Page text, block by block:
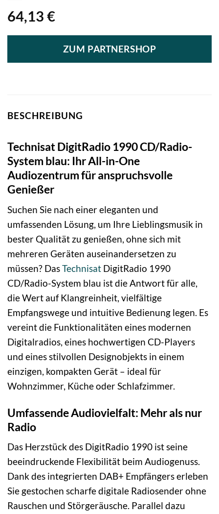
64,13 €
ZUM PARTNERSHOP
BESCHREIBUNG
Technisat DigitRadio 1990 CD/Radio-
System blau: Ihr All-in-One
Audiozentrum für anspruchsvolle
Genießer
Suchen Sie nach einer eleganten und
umfassenden Lösung, um Ihre Lieblingsmusik in
bester Qualität zu genießen, ohne sich mit
mehreren Geräten auseinandersetzen zu
müssen? DasTechnisat DigitRadio 1990
CD/Radio-System blau ist die Antwort für alle,
die Wert auf Klangreinheit, vielfältige
Empfangswege und intuitive Bedienung legen. Es
vereint die Funktionalitäten eines modernen
Digitalradios, eines hochwertigen CD-Players
und eines stilvollen Designobjekts in einem
einzigen, kompakten Gerät – ideal für
Wohnzimmer, Küche oder Schlafzimmer.
Umfassende Audiovielfalt: Mehr als nur
Radio
Das Herzstück des DigitRadio 1990 ist seine
beeindruckende Flexibilität beim Audiogenuss.
Dank des integrierten DAB+ Empfängers erleben
Sie gestochen scharfe digitale Radiosender ohne
Rauschen und Störgeräusche. Parallel dazu